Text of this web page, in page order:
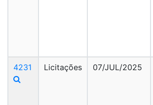
4231 Licitações 07/JUL/2025